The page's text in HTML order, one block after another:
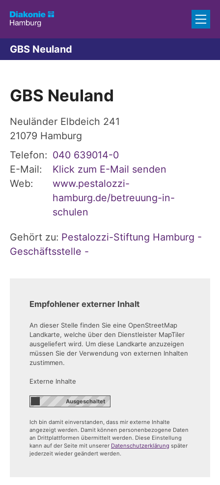
GBS Neuland
GBS Neuland
Neuländer Elbdeich 241
21079 Hamburg
Telefon: 040 639014-0
E-Mail:
Klick zum E-Mail senden
Web:
www.pestalozzi-
hamburg.de/betreuung-in-
schulen
Gehört zu: Pestalozzi-Stiftung Hamburg -
Geschäftsstelle -
Empfohlener externer Inhalt
An dieser Stelle finden Sie eine OpenStreetMap
Landkarte, welche über den Dienstleister MapTiler
ausgeliefert wird. Um diese Landkarte anzuzeigen
müssen Sie der Verwendung von externen Inhalten
zustimmen.
Externe Inhalte
Ich bin damit einverstanden, dass mir externe Inhalte
angezeigt werden. Damit können personenbezogene Daten
an Drittplattformen übermittelt werden. Diese Einstellung
kann auf der Seite mit unserer Datenschutzerklärung später
jederzeit wieder geändert werden.